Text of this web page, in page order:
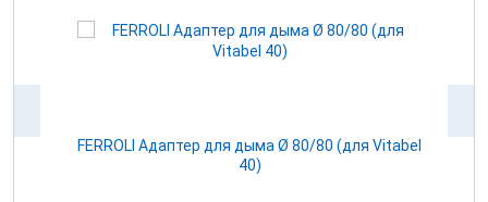
FERROLI Адаптер для дыма Ø 80/80 (для Vitabel
40)